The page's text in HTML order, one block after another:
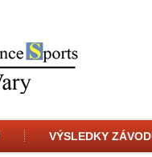
VÝSLEDKY